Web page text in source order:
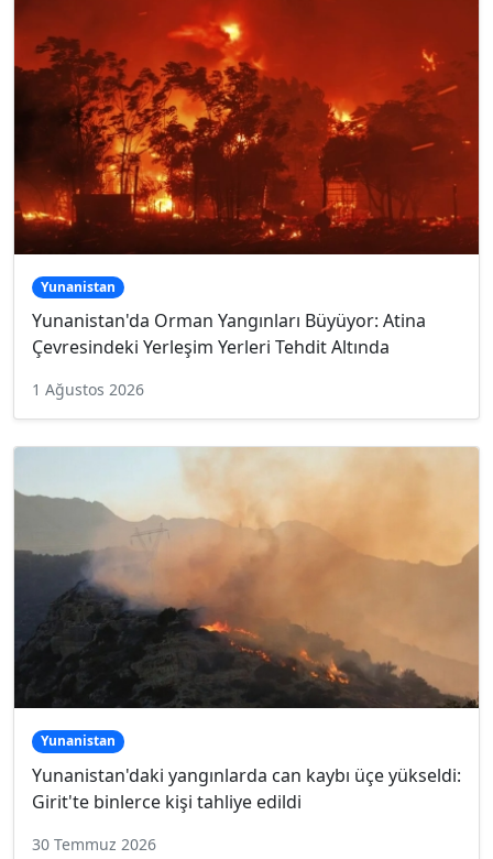
Yunanistan
Yunanistan'da Orman Yangınları Büyüyor: Atina
Çevresindeki Yerleşim Yerleri Tehdit Altında
1 Ağustos 2026
Yunanistan
Yunanistan'daki yangınlarda can kaybı üçe yükseldi:
Girit'te binlerce kişi tahliye edildi
30 Temmuz 2026